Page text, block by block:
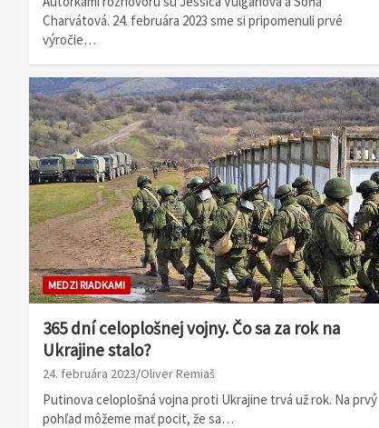
Charvátová. 24. februára 2023 sme si pripomenuli prvé
výročie…
MEDZI RIADKAMI
365 dní celoplošnej vojny. Čo sa za rok na
Ukrajine stalo?
24. februára 2023 Oliver Remiaš
Putinova celoplošná vojna proti Ukrajine trvá už rok. Na prvý
pohľad môžeme mať pocit, že sa…